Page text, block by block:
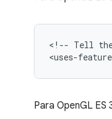
<!-- Tell
<uses-feature
Para OpenGL ES